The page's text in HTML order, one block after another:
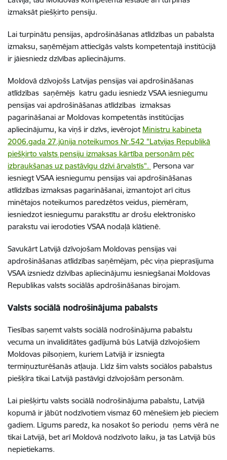
izmaksāt piešķirto pensiju.
Lai turpinātu pensijas, apdrošināšanas atlīdzības un pabalsta
izmaksu, saņēmējam attiecīgās valsts kompetentajā institūcijā
ir jāiesniedz dzīvības apliecinājums.
Moldovā dzīvojošs Latvijas pensijas vai apdrošināšanas
atlīdzības saņēmējs katru gadu iesniedz VSAA iesniegumu
pensijas vai apdrošināšanas atlīdzības izmaksas
pagarināšanai ar Moldovas kompetentās institūcijas
apliecinājumu, ka viņš ir dzīvs, ievērojot Ministru kabineta
2006.gada 27.jūnija noteikumos Nr.542 "Latvijas Republikā
piešķirto valsts pensiju izmaksas kārtība personām pēc
izbraukšanas uz pastāvīgu dzīvi ārvalstīs". Persona var
iesniegt VSAA iesniegumu pensijas vai apdrošināšanas
atlīdzības izmaksas pagarināšanai, izmantojot arī citus
minētajos noteikumos paredzētos veidus, piemēram,
iesniedzot iesniegumu parakstītu ar drošu elektronisko
parakstu vai ierodoties VSAA nodaļā klātienē.
Savukārt Latvijā dzīvojošam Moldovas pensijas vai
apdrošināšanas atlīdzības saņēmējam, pēc viņa pieprasījuma
VSAA izsniedz dzīvības apliecinājumu iesniegšanai Moldovas
Republikas valsts sociālās apdrošināšanas birojam.
Valsts sociālā nodrošinājuma pabalsts
Tiesības saņemt valsts sociālā nodrošinājuma pabalstu
vecuma un invaliditātes gadījumā būs Latvijā dzīvojošiem
Moldovas pilsoņiem, kuriem Latvijā ir izsniegta
termiņuzturēšanās atļauja. Līdz šim valsts sociālos pabalstus
piešķīra tikai Latvijā pastāvīgi dzīvojošām personām.
Lai piešķirtu valsts sociālā nodrošinājuma pabalstu, Latvijā
kopumā ir jābūt nodzīvotiem vismaz 60 mēnešiem jeb pieciem
gadiem. Līgums paredz, ka nosakot šo periodu ņems vērā ne
tikai Latvijā, bet arī Moldovā nodzīvoto laiku, ja tas Latvijā būs
nepietiekams.